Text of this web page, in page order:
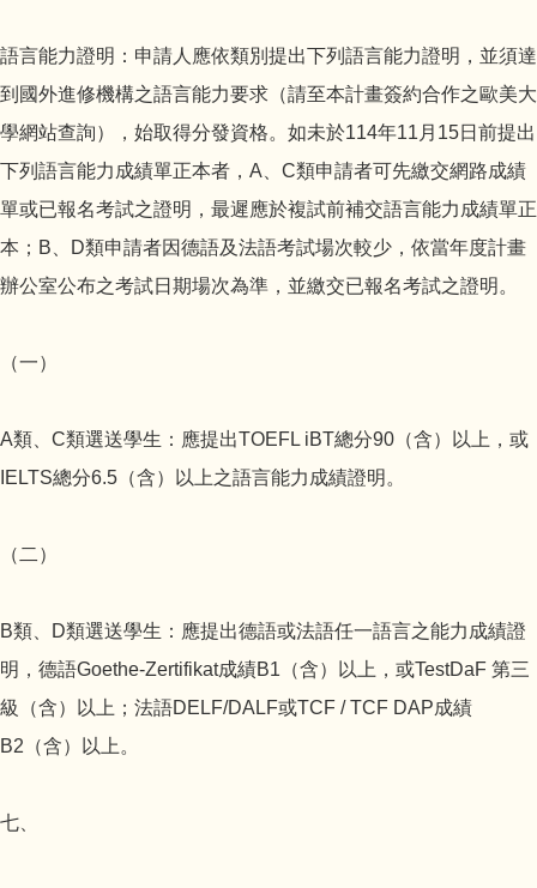
語言能力證明：申請人應依類別提出下列語言能力證明，並須達
到國外進修機構之語言能力要求（請至本計畫簽約合作之歐美大
學網站查詢），始取得分發資格。如未於114年11月15日前提出
下列語言能力成績單正本者，A、C類申請者可先繳交網路成績
單或已報名考試之證明，最遲應於複試前補交語言能力成績單正
本；B、D類申請者因德語及法語考試場次較少，依當年度計畫
辦公室公布之考試日期場次為準，並繳交已報名考試之證明。
（一）
A類、C類選送學生：應提出TOEFL iBT總分90（含）以上，或
IELTS總分6.5（含）以上之語言能力成績證明。
（二）
B類、D類選送學生：應提出德語或法語任一語言之能力成績證
明，德語Goethe-Zertifikat成績B1（含）以上，或TestDaF 第三
級（含）以上；法語DELF/DALF或TCF / TCF DAP成績
B2（含）以上。
七、